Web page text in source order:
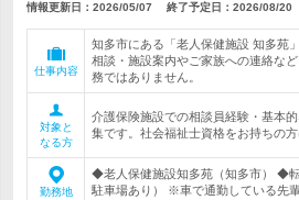
情報更新日：2026/05/07 終了予定日： 2026/08/20
仕事内容
知多市にある「老人保健施設 知多苑
相談・施設案内やご家族への連絡な
務ではありません。
対象と
なる方
介護保険施設での相談員経験・基本
集です。社会福祉士資格をお持ちの方
勤務地
◆老人保健施設知多苑（知多市） ◆
駐車場あり） ※車で通勤している先